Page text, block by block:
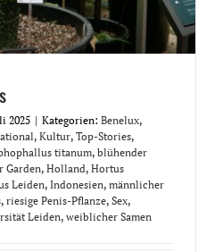
2025 | Kategorien: Benelux,
, Kultur, Top-Stories,
titanum, blühender
Garden, Holland, Hortus
Leiden, Indonesien, männlicher
, riesige Penis-Pflanze, Sex,
Leiden, weiblicher Samen